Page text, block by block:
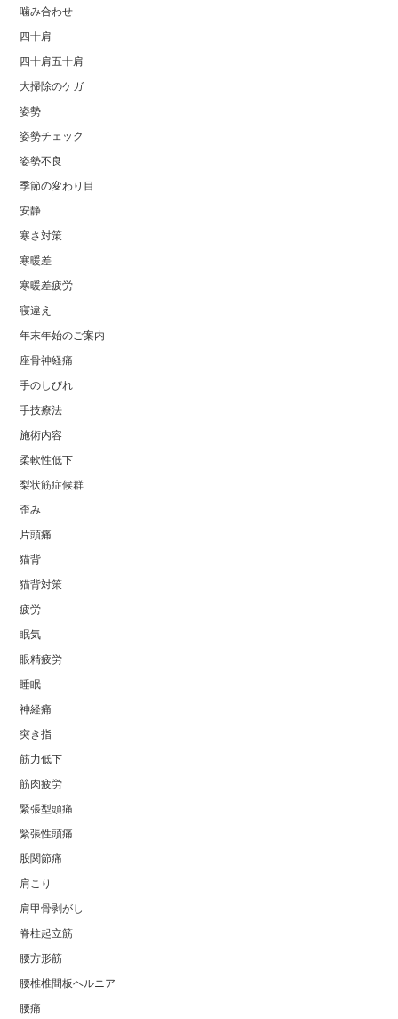
噛み合わせ
四十肩
四十肩五十肩
大掃除のケガ
姿勢
姿勢チェック
姿勢不良
季節の変わり目
安静
寒さ対策
寒暖差
寒暖差疲労
寝違え
年末年始のご案内
座骨神経痛
手のしびれ
手技療法
施術内容
柔軟性低下
梨状筋症候群
歪み
片頭痛
猫背
猫背対策
疲労
眠気
眼精疲労
睡眠
神経痛
突き指
筋力低下
筋肉疲労
緊張型頭痛
緊張性頭痛
股関節痛
肩こり
肩甲骨剥がし
脊柱起立筋
腰方形筋
腰椎椎間板ヘルニア
腰痛